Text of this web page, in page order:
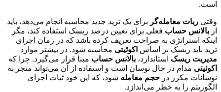
است.
وقتی ربات معامله‌گر برای یک ترید جدید محاسبه انجام می‌دهد، باید
از بالانس حساب فعلی برای تعیین درصد ریسک استفاده کند، مگر
اینکه استراتژی به صراحت تعریف کرده باشد که در زمان اجرای
ترید باید ریسک بر اساس اکوئیتی محاسبه شود. در بیشتر موارد
مدیریت ریسک استاندارد، بالانس حساب مبنا قرار می‌گیرد. چرا که
اکوئیتی مدام در حال نوسان است و استفاده از آن می‌تواند منجر به
نوسانات مکرر در حجم معامله شود، که این خود ثبات اجرای
الگوریتم را به خطر می‌اندازد.